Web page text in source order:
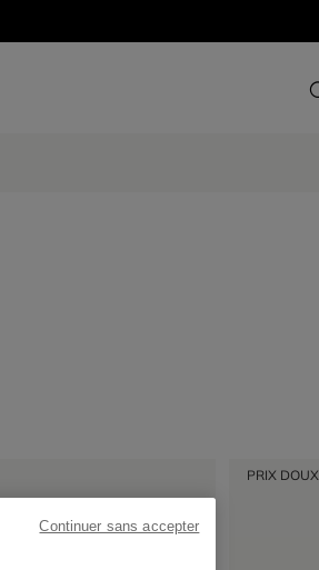
PRIX DOUX
Continuer sans accepter